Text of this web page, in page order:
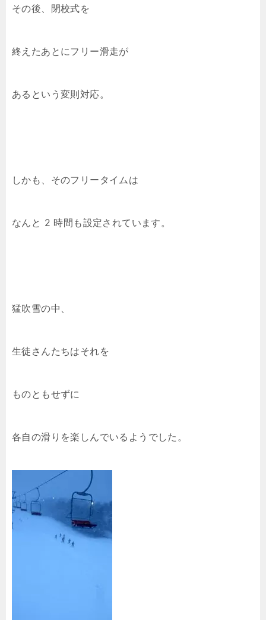
その後、閉校式を
終えたあとにフリー滑走が
あるという変則対応。
しかも、そのフリータイムは
なんと 2 時間も設定されています。
猛吹雪の中、
生徒さんたちはそれを
ものともせずに
各自の滑りを楽しんでいるようでした。